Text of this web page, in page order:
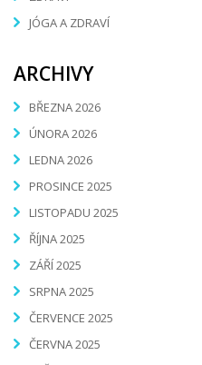
JÓGA A ZDRAVÍ
ARCHIVY
BŘEZNA 2026
ÚNORA 2026
LEDNA 2026
PROSINCE 2025
LISTOPADU 2025
ŘÍJNA 2025
ZÁŘÍ 2025
SRPNA 2025
ČERVENCE 2025
ČERVNA 2025